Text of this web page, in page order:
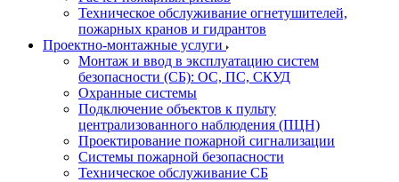
Техническое обслуживание огнетушителей,
пожарных кранов и гидрантов
Проектно-монтажные услуги
Монтаж и ввод в эксплуатацию систем
безопасности (СБ): ОС, ПС, СКУД
Охранные системы
Подключение объектов к пульту
централизованного наблюдения (ПЦН)
Проектирование пожарной сигнализации
Системы пожарной безопасности
Техническое обслуживание СБ